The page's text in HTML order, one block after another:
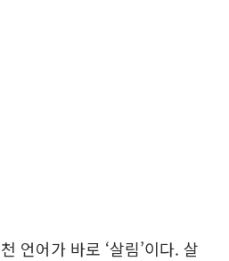
언어가 바로 ‘살림’이다. 살